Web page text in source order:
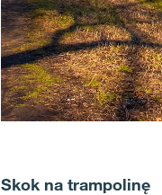
Skok na trampolinę